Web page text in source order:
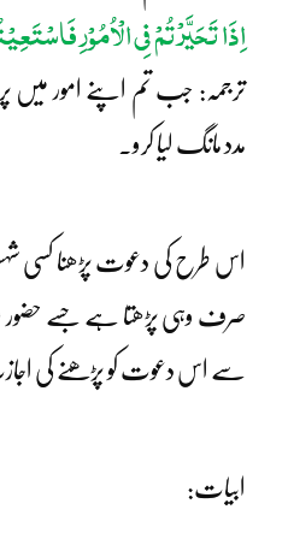
اِذَا تَحَیَّرْتُمْ فِی الْاُمُوْرِ
ترجمہ: جب تم اپنے امور میں
مدد مانگ لیا کرو۔
اس طرح کی دعوت پڑھنا کسی
صرف وہی پڑھتا ہے جسے حضور
سے اس دعوت کو پڑھنے کی
ابیات: